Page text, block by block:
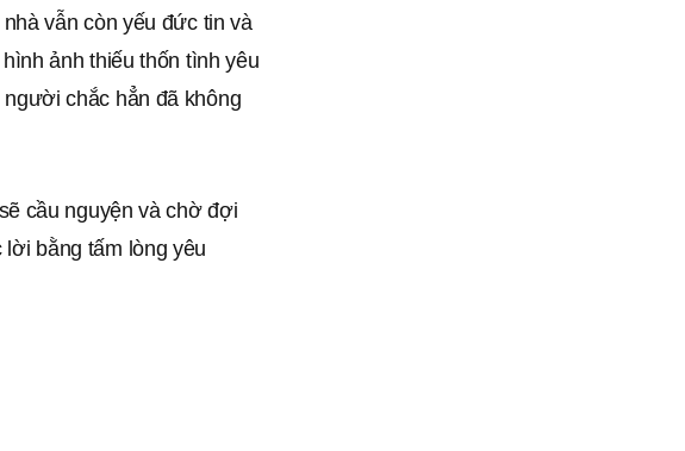
vẫn còn yếu đức tin và
ảnh thiếu thốn tình yêu
chắc hẳn đã không
cầu nguyện và chờ đợi
bằng tấm lòng yêu